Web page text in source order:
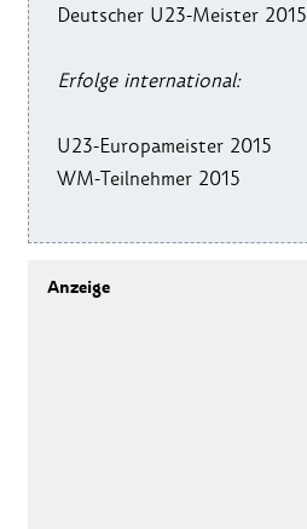
Deutscher U23-Meister 2015
Erfolge international:
U23-Europameister 2015
WM-Teilnehmer 2015